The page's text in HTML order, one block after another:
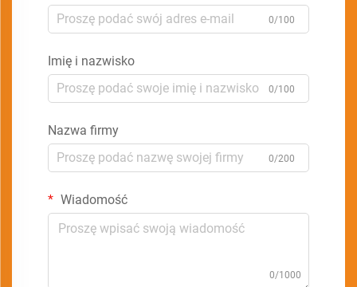
0/100
Imię i nazwisko
0/100
Nazwa firmy
0/200
Wiadomość
0/1000